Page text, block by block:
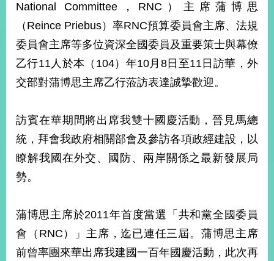
經
濟
不
落
和
平
護
照
回
首
頁
網
站
導
關
於
National Committee，RNC）主席蒲博思
（Reince Priebus）率RNC預算委員會主席、法規
委員會主席等多位資深全國委員及重要策士與幕僚
乙行11人於本（104）年10月8日至11日訪華，外
交部對蒲博思主席乙行蒞訪表達誠摯歡迎。
訪賓在華期間將出席我雙十國慶活動，晉見馬總
統，拜會我政府相關部會及參訪各項政經建設，以
瞭解我國在外交、國防、兩岸關係之最新發展局
勢。
蒲博思主席於2011年首度當選「共和黨全國委員
會（RNC）」主席，迄已連任三屆。蒲博思主席
前曾率團來華出席我建國一百年國慶活動，此次再